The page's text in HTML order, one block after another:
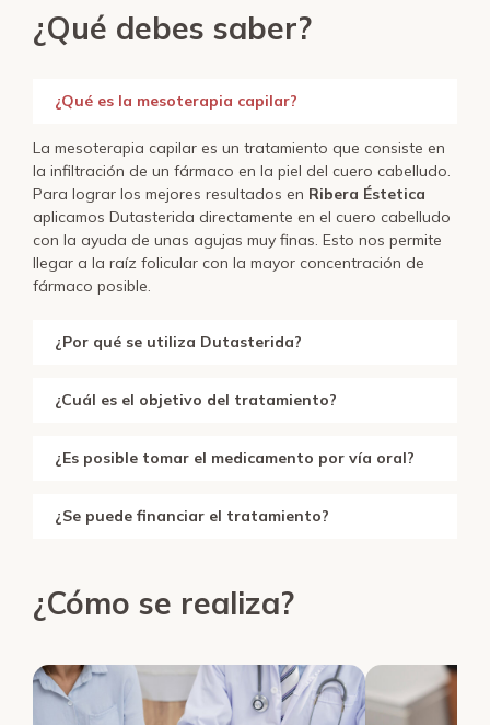
¿Qué debes saber?
¿Qué es la mesoterapia capilar?
La mesoterapia capilar es un tratamiento que consiste en
la infiltración de un fármaco en la piel del cuero cabelludo.
Para lograr los mejores resultados en Ribera Éstetica
aplicamos Dutasterida directamente en el cuero cabelludo
con la ayuda de unas agujas muy finas. Esto nos permite
llegar a la raíz folicular con la mayor concentración de
fármaco posible.
¿Por qué se utiliza Dutasterida?
¿Cuál es el objetivo del tratamiento?
¿Es posible tomar el medicamento por vía oral?
¿Se puede financiar el tratamiento?
¿Cómo se realiza?